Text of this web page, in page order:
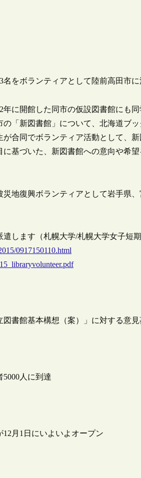
をボランティアとして陸前高田市
に開館した同市の仮設図書館にも
「新図書館」について、北海道ブ
合同でボランティア活動として、
基づいた、新図書館への意向や希
地復興ボランティアとして岩手県
します（札幌大学/札幌大学女子短期
0917150110.html
書館基本構想（案）」に対する意
人に到達
月1日にいよいよオープン